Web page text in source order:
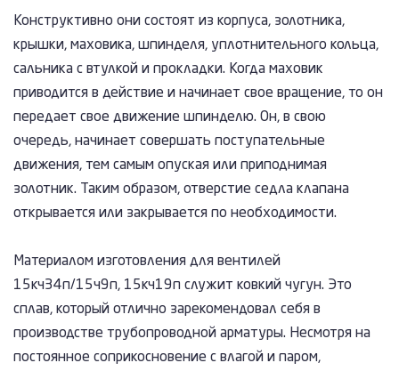
Конструктивно они состоят из корпуса, золотника,
крышки, маховика, шпинделя, уплотнительного кольца,
сальника с втулкой и прокладки. Когда маховик
приводится в действие и начинает свое вращение, то он
передает свое движение шпинделю. Он, в свою
очередь, начинает совершать поступательные
движения, тем самым опуская или приподнимая
золотник. Таким образом, отверстие седла клапана
открывается или закрывается по необходимости.
Материалом изготовления для вентилей
15кч34п/15ч9п, 15кч19п служит ковкий чугун. Это
сплав, который отлично зарекомендовал себя в
производстве трубопроводной арматуры. Несмотря на
постоянное соприкосновение с влагой и паром,